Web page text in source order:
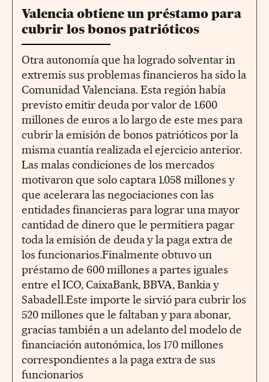
Valencia obtiene un préstamo para
cubrir los bonos patrióticos
Otra autonomía que ha logrado solventar in
extremis sus problemas financieros ha sido la
Comunidad Valenciana. Esta región había
previsto emitir deuda por valor de 1.600
millones de euros a lo largo de este mes para
cubrir la emisión de bonos patrióticos por la
misma cuantía realizada el ejercicio anterior.
Las malas condiciones de los mercados
motivaron que solo captara 1.058 millones y
que acelerara las negociaciones con las
entidades financieras para lograr una mayor
cantidad de dinero que le permitiera pagar
toda la emisión de deuda y la paga extra de
los funcionarios.Finalmente obtuvo un
préstamo de 600 millones a partes iguales
entre el ICO, CaixaBank, BBVA, Bankia y
Sabadell.Este importe le sirvió para cubrir los
520 millones que le faltaban y para abonar,
gracias también a un adelanto del modelo de
financiación autonómica, los 170 millones
correspondientes a la paga extra de sus
funcionarios